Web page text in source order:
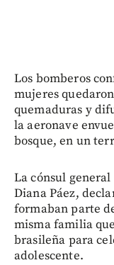
Los bomberos
mujeres
quemaduras y
la aeronave
bosque, en un
La cónsul
Diana Páez,
formaban parte
misma familia
brasileña para
adolescente.